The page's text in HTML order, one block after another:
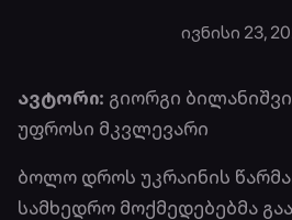
ივნისი 23,
ავტორი: გიორგი
უფროსი მკვლევარი
ბოლო დროს უკრაინის
სამხედრო მოქმედებებმა